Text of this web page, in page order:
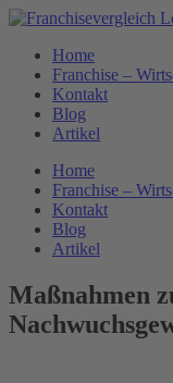
Zum
springenHome
Franchise –
Kontakt
Blog
Artikel
Home
Franchise –
Kontakt
Blog
Artikel
Maßnahmen